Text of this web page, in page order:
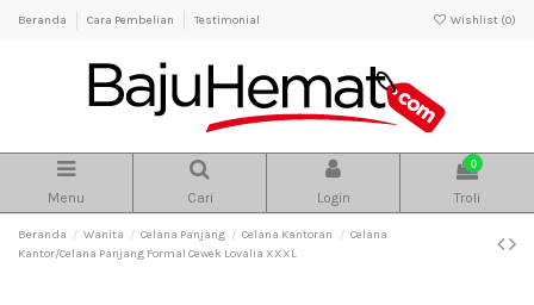
Beranda Cara Pembelian Testimonial Wishlist (0)
Menu Cari Login
0
Troli
Beranda Wanita Celana Panjang Celana Kantoran
Celana
Kantor/Celana Panjang Formal Cewek Lovalia XXXL